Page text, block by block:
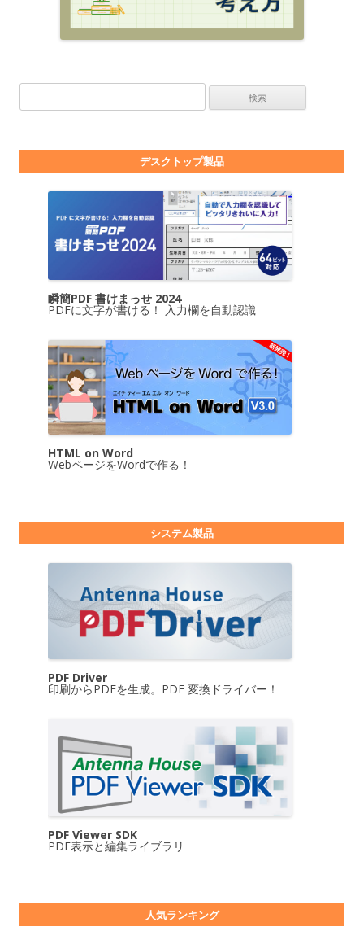
デスクトップ製品
瞬簡PDF 書けまっせ 2024
PDFに文字が書ける！ 入力欄を自動認識
HTML on Word
WebページをWordで作る！
システム製品
PDF Driver
印刷からPDFを生成。PDF 変換ドライバー！
PDF Viewer SDK
PDF表示と編集ライブラリ
人気ランキング